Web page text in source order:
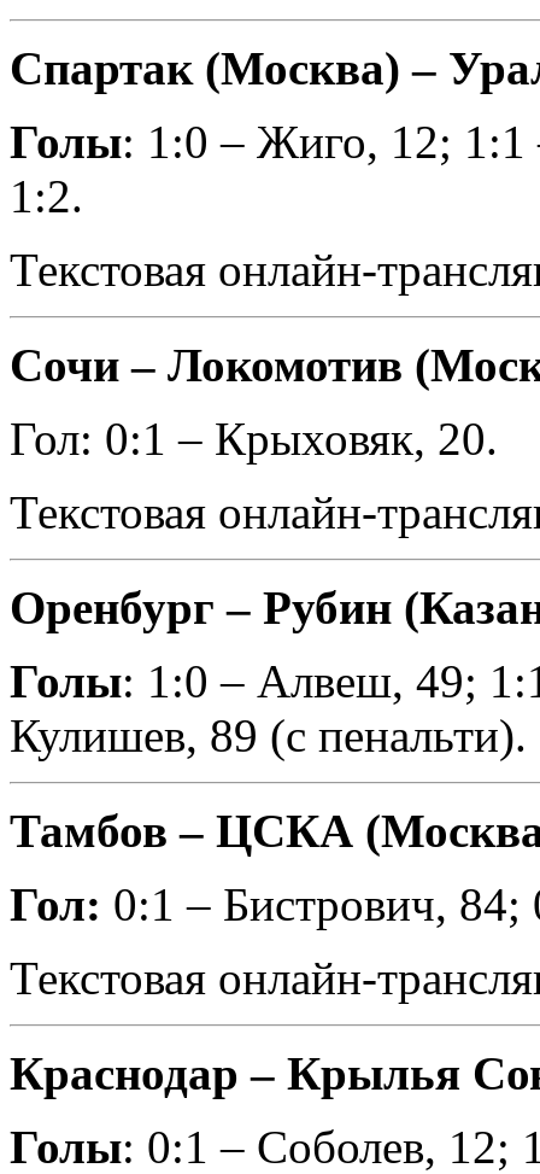
Спартак (Москва) –
Голы: 1:0 – Жиго, 12;
1:2.
Текстовая онлайн-
Сочи – Локомотив
Гол: 0:1 – Крыховяк, 20.
Текстовая онлайн-
Оренбург – Рубин
Голы: 1:0 – Алвеш, 49;
Кулишев, 89 (с пенальти).
Тамбов – ЦСКА
Гол: 0:1 – Бистрович,
Текстовая онлайн-
Краснодар – Крылья
Голы: 0:1 – Соболев, 12;